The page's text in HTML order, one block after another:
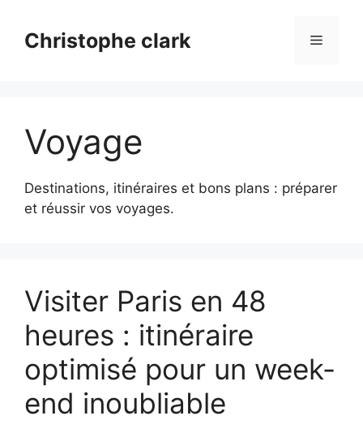
contenuChristophe clark Menu
Voyage
Destinations, itinéraires et bons plans : préparer
et réussir vos voyages.
Visiter Paris en 48
heures : itinéraire
optimisé pour un week-
end inoubliable